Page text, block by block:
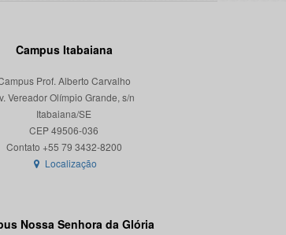
Campus Itabaiana
Prof. Alberto Carvalho
Vereador Olímpio Grande, s/n
Itabaiana/SE
CEP 49506-036
Localização
Nossa Senhora da Glória